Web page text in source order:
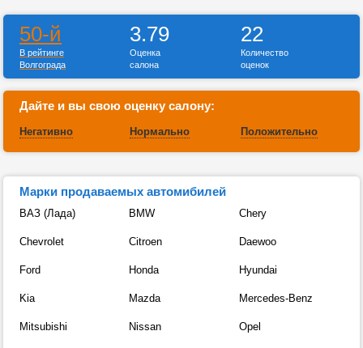
50-й
В рейтинге
Волгограда
3.79
Оценка
салона
22
Количество
оценок
Дайте и вы свою оценку салону:
Негативно Нормально Положительно
Марки продаваемых автомибилей
ВАЗ (Лада) BMW Chery
Chevrolet Citroen Daewoo
Ford Honda Hyundai
Kia Mazda Mercedes-Benz
Mitsubishi Nissan Opel